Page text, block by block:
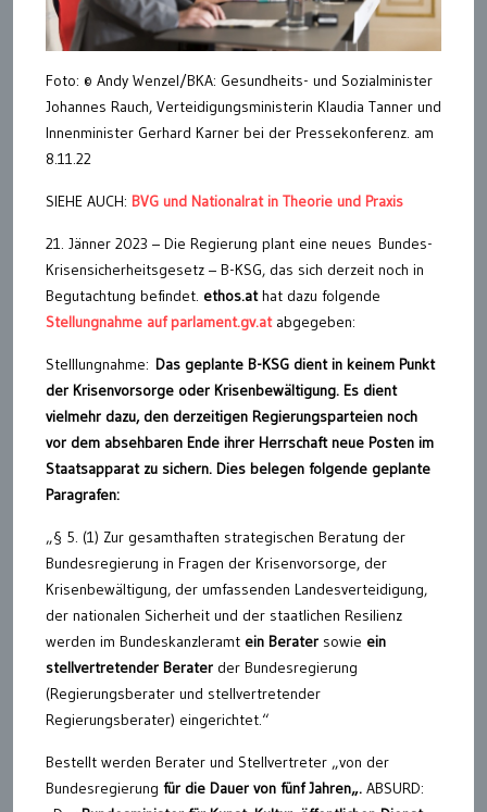
Foto: © Andy Wenzel/BKA: Gesundheits- und Sozialminister
Johannes Rauch, Verteidigungsministerin Klaudia Tanner und
Innenminister Gerhard Karner bei der Pressekonferenz. am
8.11.22
SIEHE AUCH: BVG und Nationalrat in Theorie und Praxis
21. Jänner 2023 – Die Regierung plant eine neues Bundes-
Krisensicherheitsgesetz – B-KSG, das sich derzeit noch in
Begutachtung befindet. ethos.athat dazu folgende
Stellungnahme auf parlament.gv.atabgegeben:
Stelllungnahme: Das geplante B-KSG dient in keinem Punkt
der Krisenvorsorge oder Krisenbewältigung. Es dient
vielmehr dazu, den derzeitigen Regierungsparteien noch
vor dem absehbaren Ende ihrer Herrschaft neue Posten im
Staatsapparat zu sichern. Dies belegen folgende geplante
Paragrafen:
„§ 5. (1) Zur gesamthaften strategischen Beratung der
Bundesregierung in Fragen der Krisenvorsorge, der
Krisenbewältigung, der umfassenden Landesverteidigung,
der nationalen Sicherheit und der staatlichen Resilienz
werden im Bundeskanzleramt ein Berater sowie ein
stellvertretender Berater der Bundesregierung
(Regierungsberater und stellvertretender
Regierungsberater) eingerichtet.“
Bestellt werden Berater und Stellvertreter „von der
Bundesregierung für die Dauer von fünf Jahren„. ABSURD: